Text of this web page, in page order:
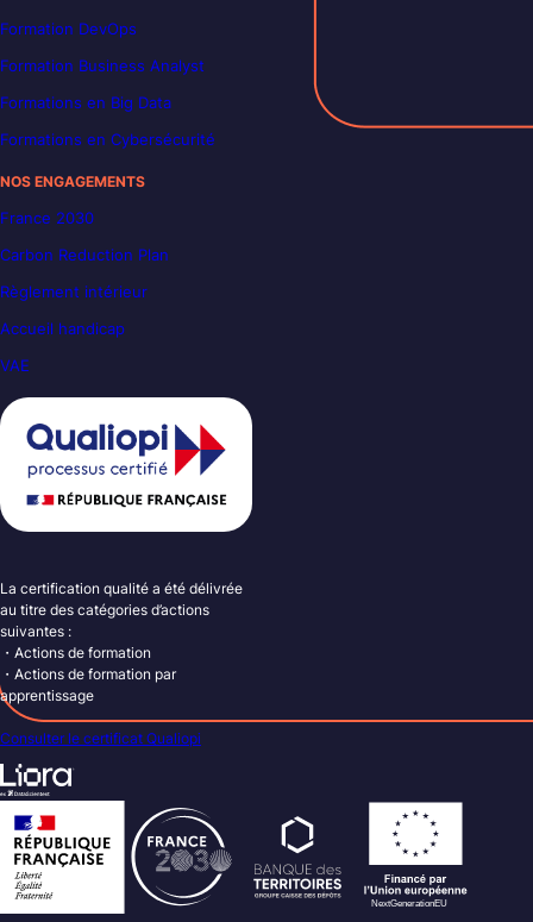
Formation DevOps
Formation Business Analyst
Formations en Big Data
Formations en Cybersécurité
NOS ENGAGEMENTS
France 2030
Carbon Reduction Plan
Règlement intérieur
Accueil handicap
VAE
La certification qualité a été délivrée
au titre des catégories d’actions
suivantes :
・Actions de formation
・Actions de formation par
apprentissage
Consulter le certificat Qualiopi